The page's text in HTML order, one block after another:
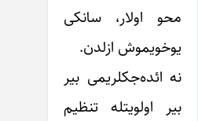
محو اولار، سانکی
یوخویموش ازلدن.
نه ائده‌جکلریمی بیر
بیر اولویتله تنظیم